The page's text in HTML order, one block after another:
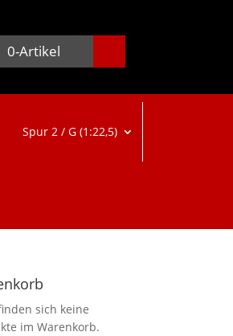
0-Artikel
Spur 2 / G (1:22,5)
sich keine
im Warenkorb.